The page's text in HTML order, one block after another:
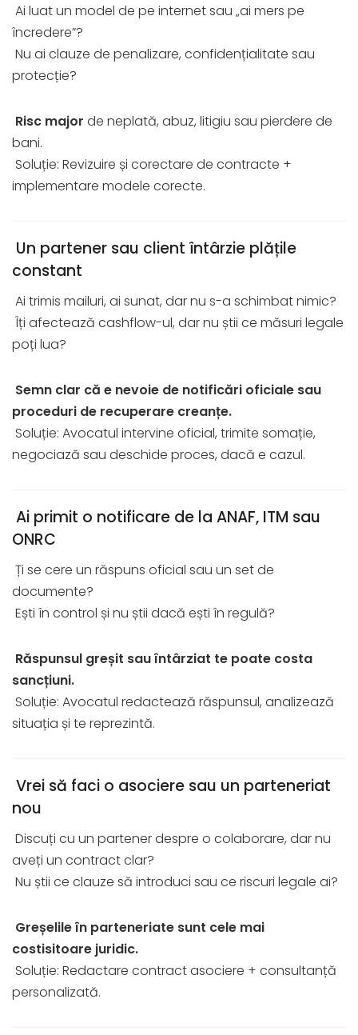
Ai luat un model de pe internet sau „ai mers pe
încredere”?
Nu ai clauze de penalizare, confidențialitate sau
protecție?
Risc major de neplată, abuz, litigiu sau pierdere de
bani.
Soluție: Revizuire și corectare de contracte +
implementare modele corecte.
Un partener sau client întârzie plățile
constant
Ai trimis mailuri, ai sunat, dar nu s-a schimbat nimic?
Îți afectează cashflow-ul, dar nu știi ce măsuri legale
poți lua?
Semn clar că e nevoie de notificări oficiale sau
proceduri de recuperare creanțe.
Soluție: Avocatul intervine oficial, trimite somație,
negociază sau deschide proces, dacă e cazul.
Ai primit o notificare de la ANAF, ITM sau
ONRC
Ți se cere un răspuns oficial sau un set de
documente?
Ești în control și nu știi dacă ești în regulă?
Răspunsul greșit sau întârziat te poate costa
sancțiuni.
Soluție: Avocatul redactează răspunsul, analizează
situația și te reprezintă.
Vrei să faci o asociere sau un parteneriat
nou
Discuți cu un partener despre o colaborare, dar nu
aveți un contract clar?
Nu știi ce clauze să introduci sau ce riscuri legale ai?
Greșelile în parteneriate sunt cele mai
costisitoare juridic.
Soluție: Redactare contract asociere + consultanță
personalizată.